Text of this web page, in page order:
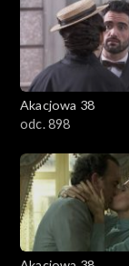
Akacjowa 38
odc. 898